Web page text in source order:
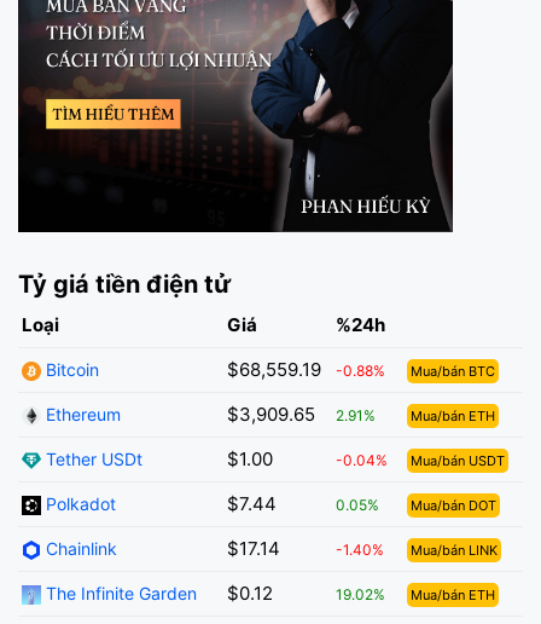
Tỷ giá tiền điện tử
Loại Giá %24h
Bitcoin $68,559.19 -0.88% Mua/bán BTC
Ethereum $3,909.65 2.91% Mua/bán ETH
Tether USDt $1.00 -0.04% Mua/bán USDT
Polkadot $7.44 0.05% Mua/bán DOT
Chainlink $17.14 -1.40% Mua/bán LINK
The Infinite Garden $0.12 19.02% Mua/bán ETH